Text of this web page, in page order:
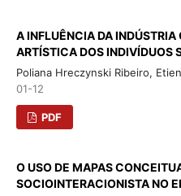
A INFLUÊNCIA DA
ARTÍSTICA DOS INDIVÍDUOS
Poliana Hreczynski Ribeiro,
01-12
PDF
O USO DE MAPAS
SOCIOINTERACIONISTA NO